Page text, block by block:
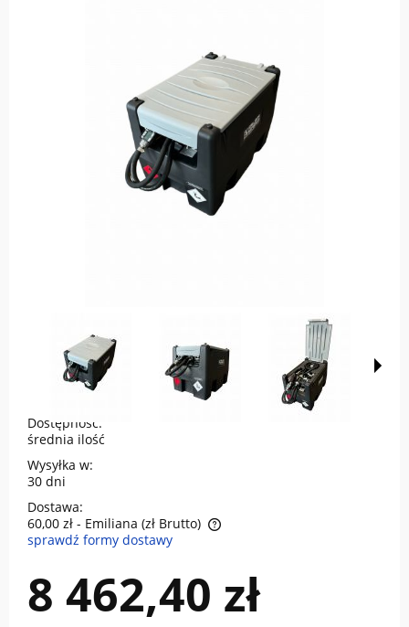
Dostępność:
średnia ilość
Wysyłka w:
30 dni
Dostawa:
60,00 zł - Emiliana (zł Brutto)
Cena nie zawiera ewentualnych kosztów płatności
sprawdź formy dostawy
8 462,40 zł